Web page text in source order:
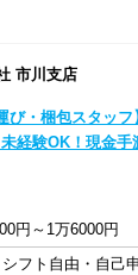
市川支店
び・梱包スタッ
経験OK！現金手
円～1万6000円
フト自由・自己